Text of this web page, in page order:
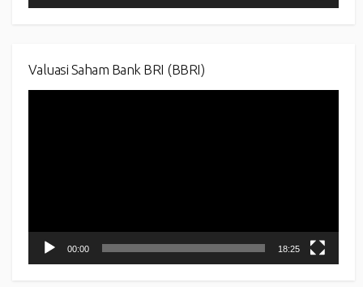
Valuasi Saham Bank BRI (BBRI)
00:00 18:25